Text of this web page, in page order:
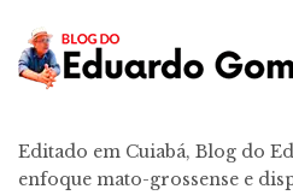
Editado em Cuiabá, Blog do
enfoque mato-grossense e